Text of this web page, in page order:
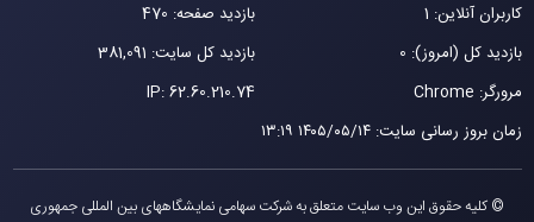
کاربران آنلاین: 1
بازدید صفحه: 470
بازدید کل (امروز): 0
بازدید کل سایت: 381,091
مرورگر: Chrome
IP:62.60.210.74
زمان بروز رسانی سایت:۱۴۰۵/۰۵/۱۴ ۱۳:۱۹
© کلیه حقوق این وب سایت متعلق به شرکت سهامی نمایشگاههای بین المللی جمهوری